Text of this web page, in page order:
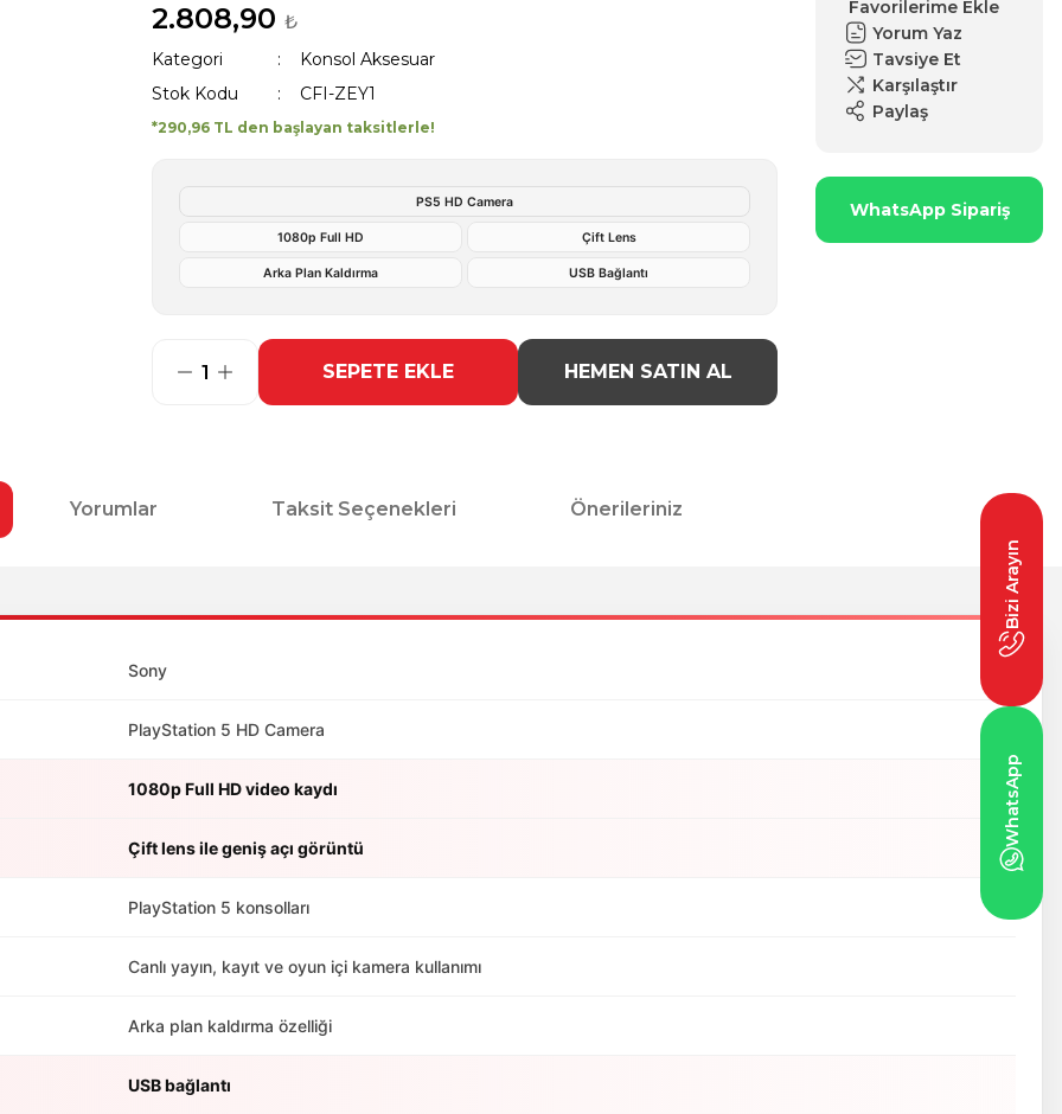
2.808,90 ₺
Kategori
Konsol Aksesuar
Stok Kodu
CFI-ZEY1
*290,96 TL den başlayan taksitlerle!
PS5 HD Camera
1080p Full HD Çift Lens
Arka Plan Kaldırma USB Bağlantı
SEPETE EKLE HEMEN SATIN AL
Yorum Yaz
Tavsiye Et
Karşılaştır
Paylaş
WhatsApp Sipariş
Yorumlar Taksit Seçenekleri Önerileriniz
Sony
PlayStation 5 HD Camera
1080p Full HD video kaydı
Çift lens ile geniş açı görüntü
PlayStation 5 konsolları
Canlı yayın, kayıt ve oyun içi kamera kullanımı
Arka plan kaldırma özelliği
USB bağlantı
Bizi Arayın
WhatsApp